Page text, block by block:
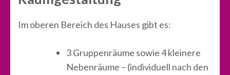
Im oberen Bereich des Hauses gibt es:
3 Gruppenräume sowie 4 kleinere
Nebenräume – (individuell nach den